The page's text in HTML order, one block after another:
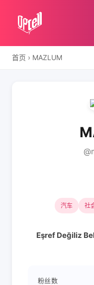
首页 › MAZLUM
汽车 社
Eşref Değiliz
粉丝数